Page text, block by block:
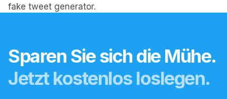
fake tweet generator.
Sparen Sie sich die Mühe.
Jetzt kostenlos loslegen.